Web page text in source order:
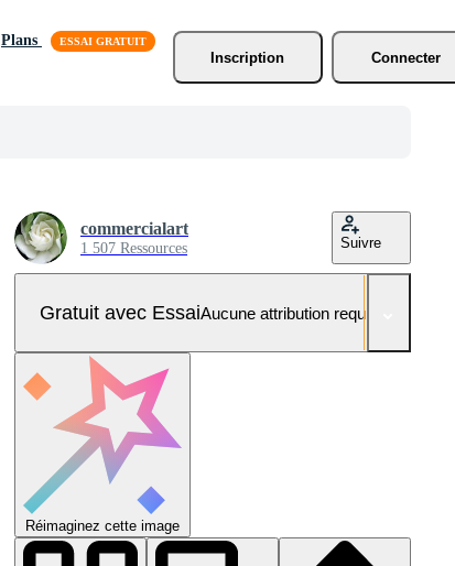
Plans
Inscription
Connecter
commercialart
1 507 Ressources Suivre
Gratuit avec EssaiAucune attribution requise
Réimaginez cette image